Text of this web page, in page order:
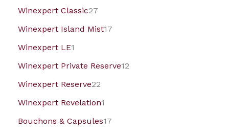
Winexpert Classic27
Winexpert Island Mist17
Winexpert LE1
Winexpert Private Reserve12
Winexpert Reserve22
Winexpert Revelation1
Bouchons & Capsules17